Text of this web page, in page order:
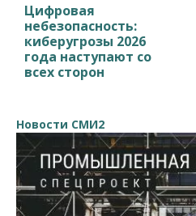
Цифровая
небезопасность:
киберугрозы 2026
года наступают со
всех сторон
Новости СМИ2